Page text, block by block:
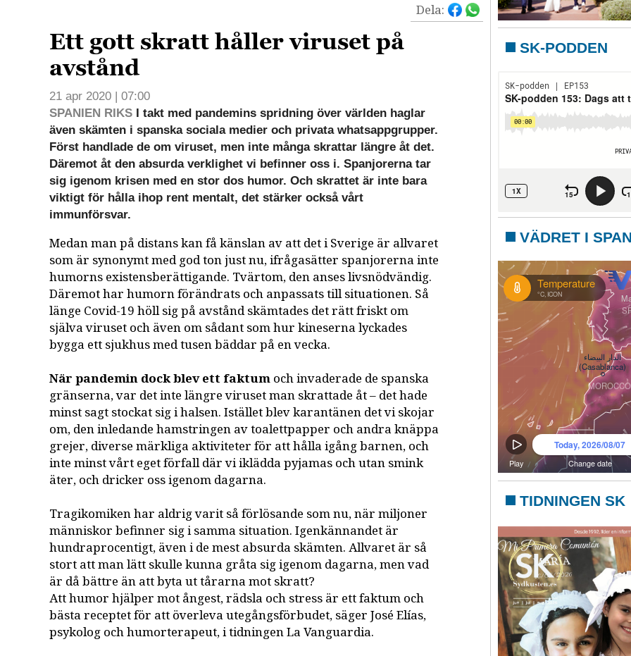
Dela:
Ett gott skratt håller viruset på
avstånd
21 apr 2020 | 07:00
SPANIEN RIKS I takt med pandemins spridning över världen haglar
även skämten i spanska sociala medier och privata whatsappgrupper.
Först handlade de om viruset, men inte många skrattar längre åt det.
Däremot åt den absurda verklighet vi befinner oss i. Spanjorerna tar
sig igenom krisen med en stor dos humor. Och skrattet är inte bara
viktigt för hålla ihop rent mentalt, det stärker också vårt
immunförsvar.
Medan man på distans kan få känslan av att det i Sverige är allvaret
som är synonymt med god ton just nu, ifrågasätter spanjorerna inte
humorns existensberättigande. Tvärtom, den anses livsnödvändig.
Däremot har humorn förändrats och anpassats till situationen. Så
länge Covid-19 höll sig på avstånd skämtades det rätt friskt om
själva viruset och även om sådant som hur kineserna lyckades
bygga ett sjukhus med tusen bäddar på en vecka.
När pandemin dock blev ett faktum och invaderade de spanska
gränserna, var det inte längre viruset man skrattade åt – det hade
minst sagt stockat sig i halsen. Istället blev karantänen det vi skojar
om, den inledande hamstringen av toalettpapper och andra knäppa
grejer, diverse märkliga aktiviteter för att hålla igång barnen, och
inte minst vårt eget förfall där vi iklädda pyjamas och utan smink
äter, och dricker oss igenom dagarna.
Tragikomiken har aldrig varit så förlösande som nu, när miljoner
människor befinner sig i samma situation. Igenkännandet är
hundraprocentigt, även i de mest absurda skämten. Allvaret är så
stort att man lätt skulle kunna gråta sig igenom dagarna, men vad
är då bättre än att byta ut tårarna mot skratt?
Att humor hjälper mot ångest, rädsla och stress är ett faktum och
bästa receptet för att överleva utegångsförbudet, säger José Elías,
psykolog och humorterapeut, i tidningen La Vanguardia.
SK-PODDEN
VÄDRET I
TIDNINGEN SK